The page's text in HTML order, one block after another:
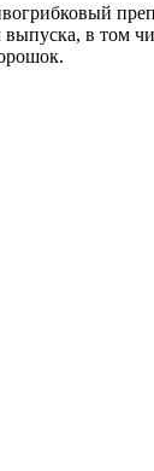
в том